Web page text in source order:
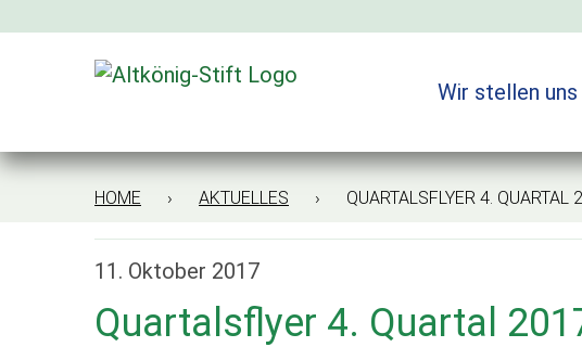
Wir stellen
HOME › AKTUELLES › QUARTALSFLYER 4. QUARTAL
11. Oktober 2017
Quartalsflyer 4. Quartal